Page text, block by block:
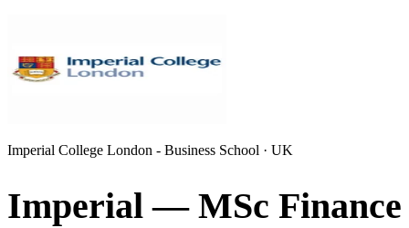
Imperial College London - Business School · UK
Imperial — MSc Finance